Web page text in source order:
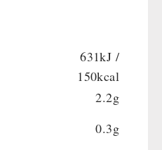
631kJ /
150kcal
2.2g
0.3g